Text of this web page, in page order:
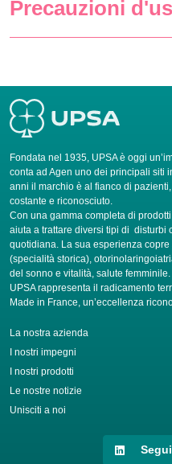
Precauzioni
Fondata nel 1935, UPSA è oggi
conta ad Agen uno dei principali siti
anni il marchio è al fianco di
costante e riconosciuto.
Con una gamma completa di
aiuta a trattare diversi tipi di disturbi
quotidiana. La sua esperienza
(specialità storica),
del sonno e vitalità, salute femminile.
UPSA rappresenta il radicamento
Made in France, un’eccellenza
La nostra azienda
I nostri impegni
I nostri prodotti
Le nostre notizie
Unisciti a noi